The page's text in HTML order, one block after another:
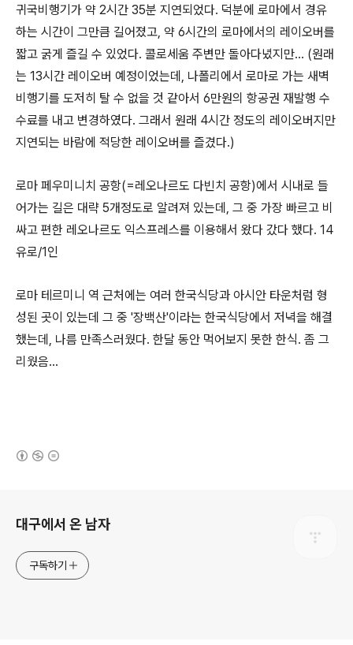
귀국비행기가 약 2시간 35분 지연되었다. 덕분에 로마에서 경유
하는 시간이 그만큼 길어졌고, 약 6시간의 로마에서의 레이오버를
짧고 굵게 즐길 수 있었다. 콜로세움 주변만 돌아다녔지만... (원래
는 13시간 레이오버 예정이었는데, 나폴리에서 로마로 가는 새벽
비행기를 도저히 탈 수 없을 것 같아서 6만원의 항공권 재발행 수
수료를 내고 변경하였다. 그래서 원래 4시간 정도의 레이오버지만
지연되는 바람에 적당한 레이오버를 즐겼다.)
로마 페우미니치 공항(=레오나르도 다빈치 공항)에서 시내로 들
어가는 길은 대략 5개정도로 알려져 있는데, 그 중 가장 빠르고 비
싸고 편한 레오나르도 익스프레스를 이용해서 왔다 갔다 했다. 14
유로/1인
로마 테르미니 역 근처에는 여러 한국식당과 아시안 타운처럼 형
성된 곳이 있는데 그 중 '장백산'이라는 한국식당에서 저녁을 해결
했는데, 나름 만족스러웠다. 한달 동안 먹어보지 못한 한식. 좀 그
리웠음...
대구에서 온 남자
구독하기